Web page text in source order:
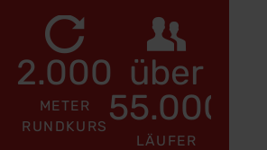
2.000
METER
RUNDKURS
über
55.000
LÄUFER